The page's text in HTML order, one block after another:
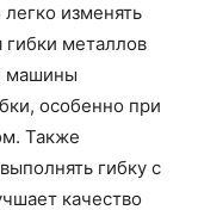
изменять
гибки металлов
машины
особенно при
Также
гибку с
качество